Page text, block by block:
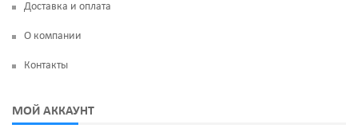
Манжеты люка
Доставка и оплата
О компании
Контакты
МОЙ АККАУНТ